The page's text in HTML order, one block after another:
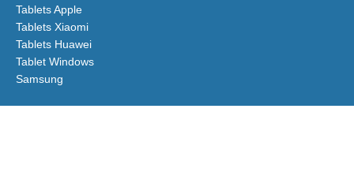
Tablets Apple
Tablets Xiaomi
Tablets Huawei
Tablet Windows
Samsung